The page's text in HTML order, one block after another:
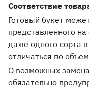
Соответствие
Готовый букет
представленного
даже одного сорта
отличаться по
О возможных
обязательно